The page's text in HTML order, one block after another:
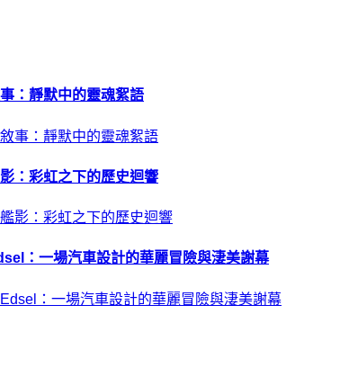
：靜默中的靈魂絮語
：彩虹之下的歷史迴響
：一場汽車設計的華麗冒險與淒美謝幕